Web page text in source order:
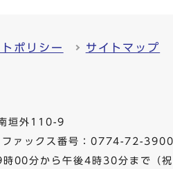
ポリシー サイトマップ
垣外110-9
ファックス番号：0774-72-3900
分から午後4時30分まで（祝